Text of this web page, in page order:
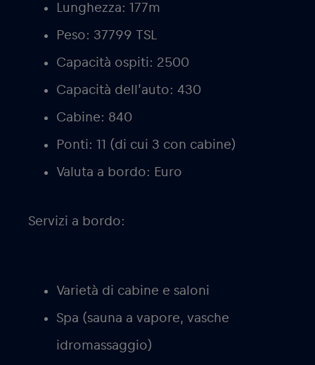
Lunghezza: 177m
Peso: 37799 TSL
Capacità ospiti: 2500
Capacità dell’auto: 430
Cabine: 840
Ponti: 11 (di cui 3 con cabine)
Valuta a bordo: Euro
Servizi a bordo:
Varietà di cabine e saloni
Spa (sauna a vapore, vasche
idromassaggio)